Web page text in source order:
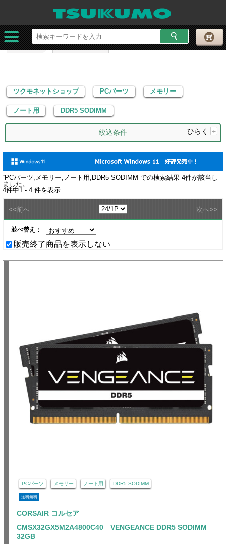
ツクモネットショップ PCパーツ
ノート用
DDR5 SODIMM
ツクモネットショップ PCパーツ メモリー
ノート用 DDR5 SODIMM
絞込条件 ひらく +
“PCパーツ,メモリー,ノート用,DDR5 SODIMM”での検索結果 4件が該当し
ました。
4件中1 - 4 件を表示
<<前へ 次へ>>
並べ替え：
販売終了商品を表示しない
PCパーツ メモリー ノート用 DDR5 SODIMM
送料無料
CORSAIR コルセア
CMSX32GX5M2A4800C40 VENGEANCE DDR5 SODIMM
32GB